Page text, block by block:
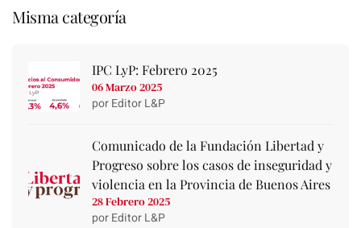
Misma categoría
IPC LyP: Febrero 2025
06 Marzo 2025
por Editor L&P
Comunicado de la Fundación Libertad y
Progreso sobre los casos de inseguridad y
violencia en la Provincia de Buenos Aires
28 Febrero 2025
por Editor L&P